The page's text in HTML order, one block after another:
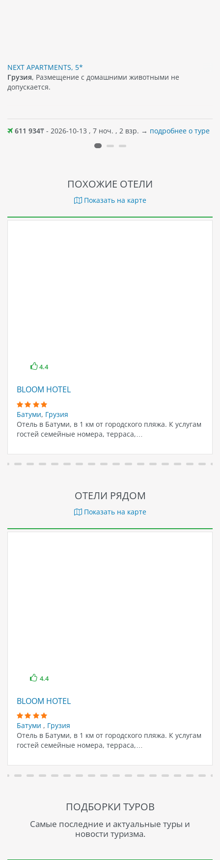
NEXT APARTMENTS, 5*
Грузия, Размещение с домашними животными не
допускается.
611 934₸ - 2026-10-13 , 7 ноч. , 2 взр. → подробнее о туре
ПОХОЖИЕ ОТЕЛИ
Показать на карте
4.4
BLOOM HOTEL
Батуми, Грузия
Отель в Батуми, в 1 км от городского пляжа. К услугам
гостей семейные номера, терраса,…
ОТЕЛИ РЯДОМ
Показать на карте
4.4
BLOOM HOTEL
Батуми , Грузия
Отель в Батуми, в 1 км от городского пляжа. К услугам
гостей семейные номера, терраса,…
ПОДБОРКИ ТУРОВ
Самые последние и актуальные туры и
новости туризма.